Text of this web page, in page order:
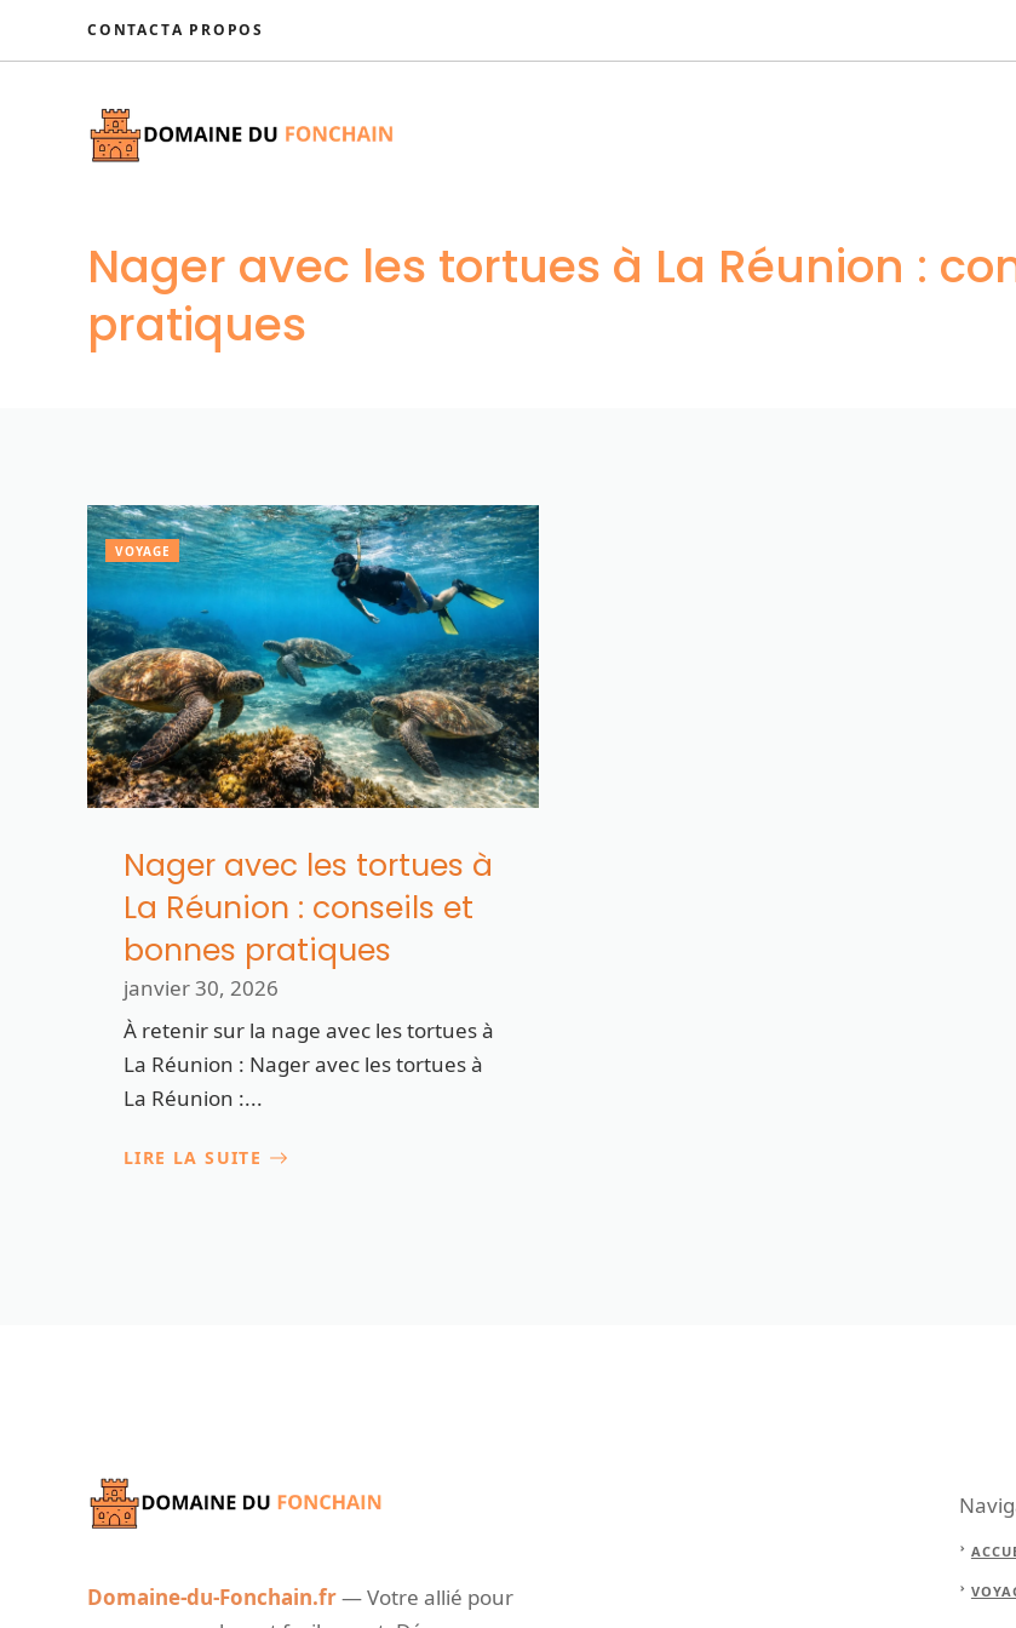
CONTACTA PROPOS
Nager avec les tortues à La Réunion :
pratiques
VOYAGE
Nager avec les tortues à
La Réunion : conseils et
bonnes pratiques
janvier 30, 2026
À retenir sur la nage avec les tortues à
La Réunion : Nager avec les tortues à
La Réunion :...
LIRE LA SUITE
Domaine-du-Fonchain.fr— Votre allié pour